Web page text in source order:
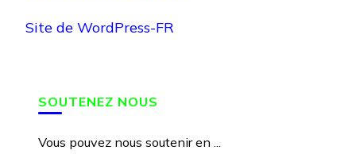
Site de WordPress-FR
SOUTENEZ NOUS
Vous pouvez nous soutenir en ...